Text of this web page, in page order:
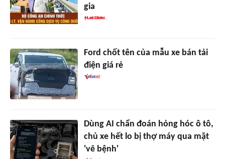
gia
Ford chốt tên của mẫu xe bán tải
điện giá rẻ
Dùng AI chẩn đoán hỏng hóc ô tô,
chủ xe hết lo bị thợ máy qua mặt
'vẽ bệnh'